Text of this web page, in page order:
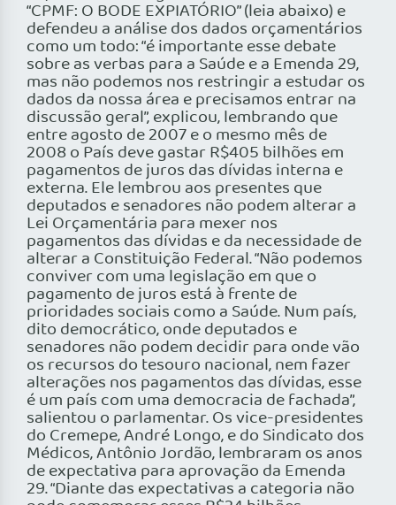
“CPMF: O BODE EXPIATÓRIO” (leia abaixo) e
defendeu a análise dos dados orçamentários
como um todo: “é importante esse debate
sobre as verbas para a Saúde e a Emenda 29,
mas não podemos nos restringir a estudar os
dados da nossa área e precisamos entrar na
discussão geral”, explicou, lembrando que
entre agosto de 2007 e o mesmo mês de
2008 o País deve gastar R$405 bilhões em
pagamentos de juros das dívidas interna e
externa. Ele lembrou aos presentes que
deputados e senadores não podem alterar a
Lei Orçamentária para mexer nos
pagamentos das dívidas e da necessidade de
alterar a Constituição Federal. “Não podemos
conviver com uma legislação em que o
pagamento de juros está à frente de
prioridades sociais como a Saúde. Num país,
dito democrático, onde deputados e
senadores não podem decidir para onde vão
os recursos do tesouro nacional, nem fazer
alterações nos pagamentos das dívidas, esse
é um país com uma democracia de fachada”,
salientou o parlamentar. Os vice-presidentes
do Cremepe, André Longo, e do Sindicato dos
Médicos, Antônio Jordão, lembraram os anos
de expectativa para aprovação da Emenda
29. “Diante das expectativas a categoria não